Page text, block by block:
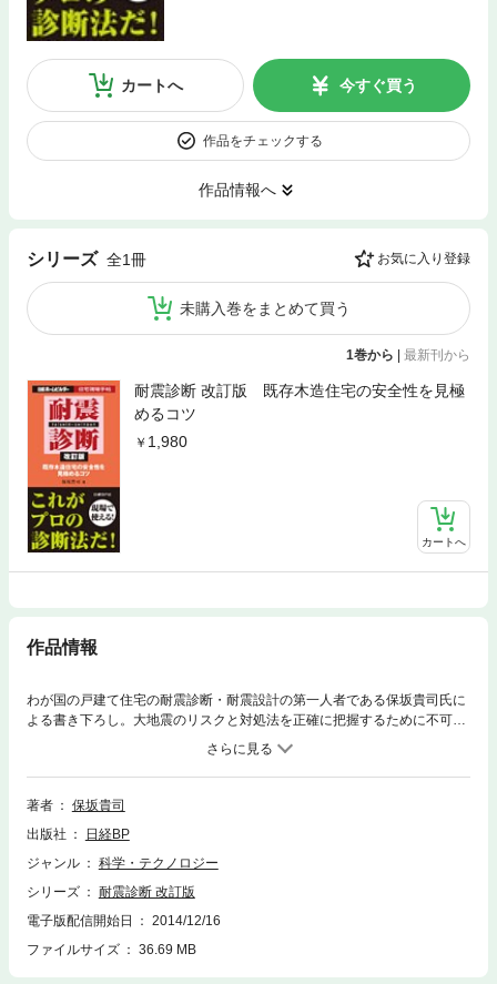
カートへ 今すぐ買う
作品をチェックする
作品情報へ
シリーズ 全1冊 お気に入り登録
未購入巻をまとめて買う
1巻から | 最新刊から
耐震診断 改訂版 既存木造住宅の安全性を見極
めるコツ
1,980
カートへ
作品情報
わが国の戸建て住宅の耐震診断・耐震設計の第一人者である保坂貴司氏に
よる書き下ろし。大地震のリスクと対処法を正確に把握するために不可欠
ともいえる耐震診断の現場作業ごとに、その目的と手法の要点を分かりや
すく図解・解説します。2012年に8年ぶりに改訂された国土交通省監修の
建築防災協会「一般診断法」に対応するとともに、東日本大震災など、20
04年以降に起こった震災での事例も盛り込んでいます。工務店・建築設計
です。
著者
保坂貴司
出版社
日経BP
ジャンル
科学・テクノロジー
シリーズ
耐震診断 改訂版
電子版配信開始日
2014/12/16
ファイルサイズ
36.69 MB